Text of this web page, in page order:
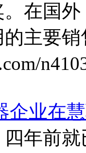
在国
主要
企业在
年前